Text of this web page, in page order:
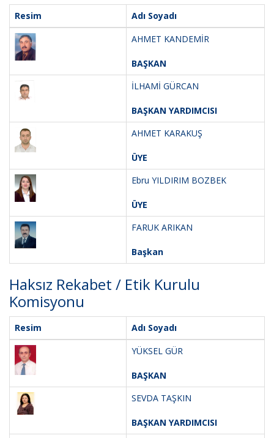
Resim
Adı Soyadı
AHMET KANDEMİR
BAŞKAN
İLHAMİ GÜRCAN
BAŞKAN YARDIMCISI
AHMET KARAKUŞ
ÜYE
Ebru YILDIRIM BOZBEK
ÜYE
FARUK ARIKAN
Başkan
Haksız Rekabet / Etik Kurulu
Komisyonu
Resim
Adı Soyadı
YÜKSEL GÜR
BAŞKAN
SEVDA TAŞKIN
BAŞKAN YARDIMCISI